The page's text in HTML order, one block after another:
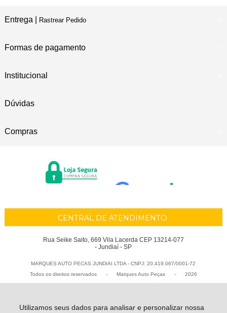
Utilizamos seus dados para analisar e personalizar nossa
Entrega | Rastrear Pedido
Formas de pagamento
Institucional
Dúvidas
Compras
CENTRAL DE ATENDIMENTO
Rua Seike Saito, 669 Vila Lacerda CEP 13214-077
- Jundiaí - SP
MARQUES AUTO PECAS JUNDIAI LTDA - CNPJ: 20.419.067/0001-72
Todos os direitos reservados
- Marques Auto Peças - 2026